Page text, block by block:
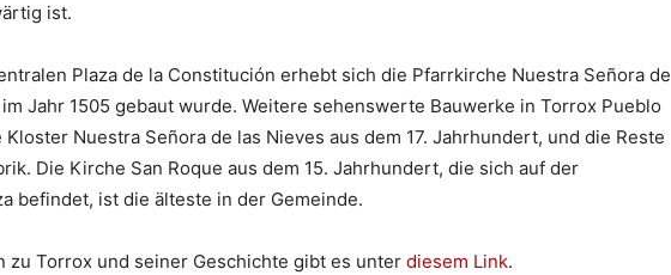
ist.
Plaza de la Constitución erhebt sich die Pfarrkirche Nuestra Señora de
Jahr 1505 gebaut wurde. Weitere sehenswerte Bauwerke in Torrox Pueblo
Nuestra Señora de las Nieves aus dem 17. Jahrhundert, und die Reste
Die Kirche San Roque aus dem 15. Jahrhundert, die sich auf der
befindet, ist die älteste in der Gemeinde.
zu Torrox und seiner Geschichte gibt es unter diesem Link.